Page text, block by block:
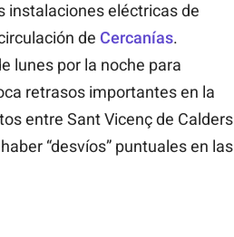
instalaciones eléctricas de
de Cercanías.
lunes por la noche para
retrasos importantes en la
entre Sant Vicenç de Calders
“desvíos” puntuales en las